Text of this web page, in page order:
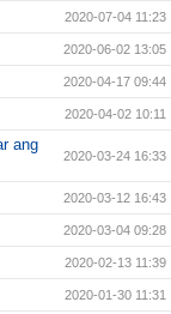
2020-07-04 11:23
2020-06-02 13:05
2020-04-17 09:44
2020-04-02 10:11
ang
2020-03-24 16:33
2020-03-12 16:43
2020-03-04 09:28
2020-02-13 11:39
2020-01-30 11:31